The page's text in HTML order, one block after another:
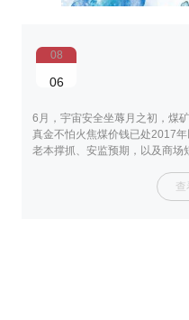
08
06
6月，宇宙安全坐蓐月之初，煤
真金不怕火焦煤价钱已处2017
老本撑抓、安监预期，以及商场
议“照章依规惩处企业廉价无序
产能有序退出”，旨在通过供给
查